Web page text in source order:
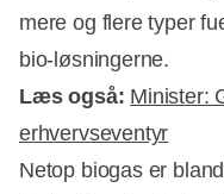
mere og flere typer
bio-løsningerne.
Læs også: Minister:
erhvervseventyr
Netop biogas er